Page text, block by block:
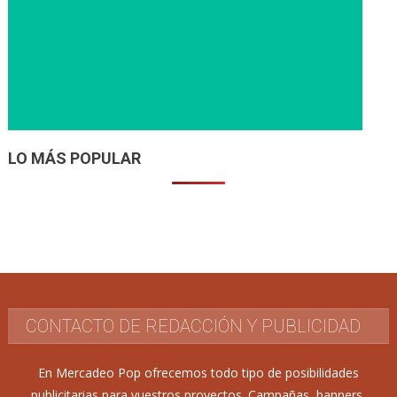
LO MÁS POPULAR
CONTACTO DE REDACCIÓN Y PUBLICIDAD
En Mercadeo Pop ofrecemos todo tipo de posibilidades